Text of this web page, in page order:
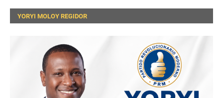
YORYI MOLOY REGIDOR